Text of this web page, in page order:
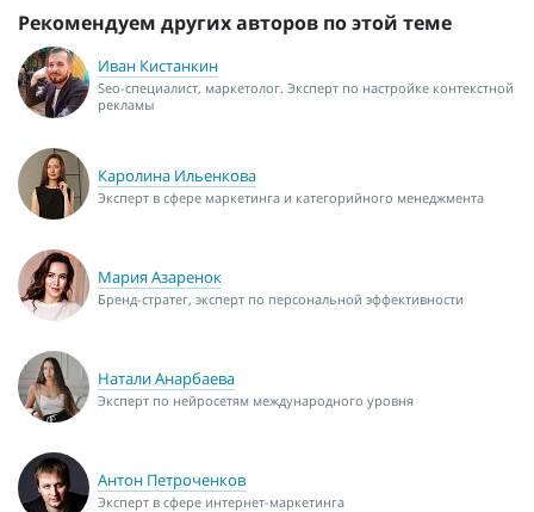
Рекомендуем других авторов по этой теме
Иван Кистанкин
Seo-специалист, маркетолог. Эксперт по настройке контекстной
рекламы
Каролина Ильенкова
Эксперт в сфере маркетинга и категорийного менеджмента
Мария Азаренок
Бренд-стратег, эксперт по персональной эффективности
Натали Анарбаева
Эксперт по нейросетям международного уровня
Антон Петроченков
Эксперт в сфере интернет-маркетинга